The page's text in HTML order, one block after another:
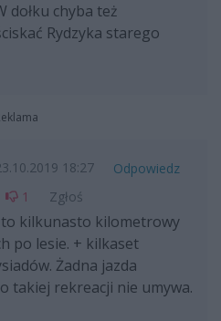
dołku chyba też
Rydzyka starego
18:27
Odpowiedz
1 Zgłoś
kilkunasto kilometrowy
po lesie. + kilkaset
Żadna jazda
takiej rekreacji nie umywa.